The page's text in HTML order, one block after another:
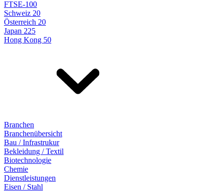
FTSE-100
Schweiz 20
Österreich 20
Japan 225
Hong Kong 50
Branchen
Branchenübersicht
Bau / Infrastrukur
Bekleidung / Textil
Biotechnologie
Chemie
Dienstleistungen
Eisen / Stahl